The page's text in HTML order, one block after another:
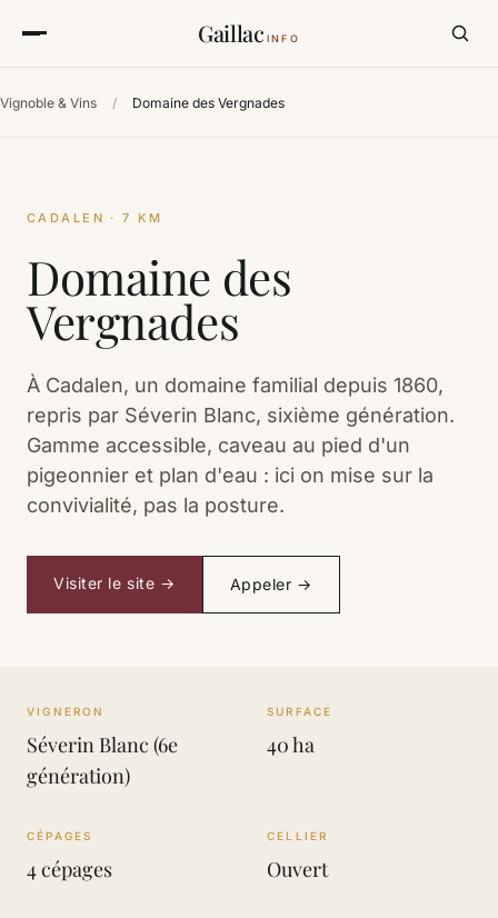
Gaillac INFO
Vignoble & Vins / Domaine des Vergnades
CADALEN · 7 KM
Domaine des
Vergnades
À Cadalen, un domaine familial depuis 1860,
repris par Séverin Blanc, sixième génération.
Gamme accessible, caveau au pied d'un
pigeonnier et plan d'eau : ici on mise sur la
convivialité, pas la posture.
Visiter le site → Appeler →
VIGNERON
Séverin Blanc (6e
génération)
SURFACE
40 ha
CÉPAGES
4 cépages
CELLIER
Ouvert